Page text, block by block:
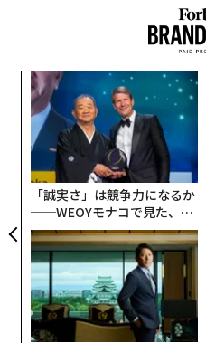
「誠実さ」は競争力になるか
──WEOYモナコで見た、く
ら寿司の経営哲学